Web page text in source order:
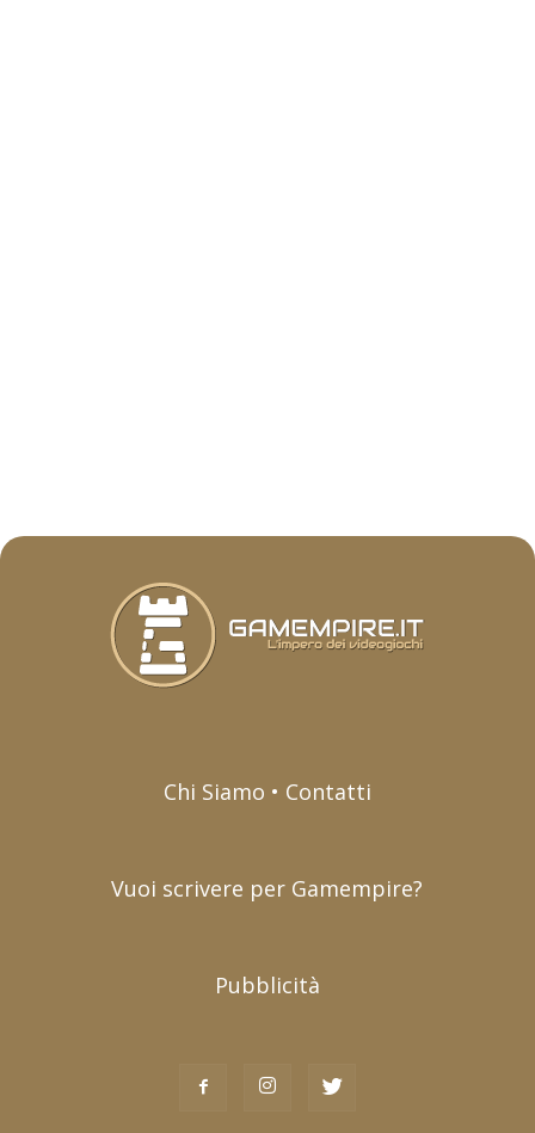
Chi Siamo • Contatti
Vuoi scrivere per Gamempire?
Pubblicità